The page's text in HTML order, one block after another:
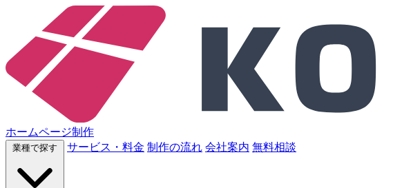
ホームページ制作
サービス・料金 制作の流れ 会社案内 無料相談